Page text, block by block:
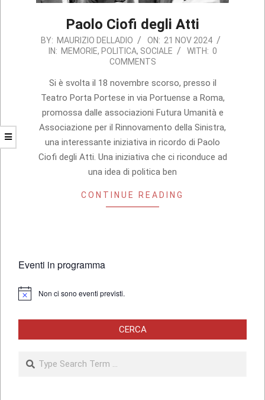
Paolo Ciofi degli Atti
2024-
BY: MAURIZIO DELLADIO ON: 21 NOV 2024
IN: MEMORIE, POLITICA, SOCIALE WITH: 0
COMMENTS
Si è svolta il 18 novembre scorso, presso il
Teatro Porta Portese in via Portuense a Roma,
promossa dalle associazioni Futura Umanità e
Associazione per il Rinnovamento della Sinistra,
una interessante iniziativa in ricordo di Paolo
Ciofi degli Atti. Una iniziativa che ci riconduce ad
una idea di politica ben
CONTINUE READING
Eventi in programma
Notice Non ci sono eventi previsti.
CERCA
Search